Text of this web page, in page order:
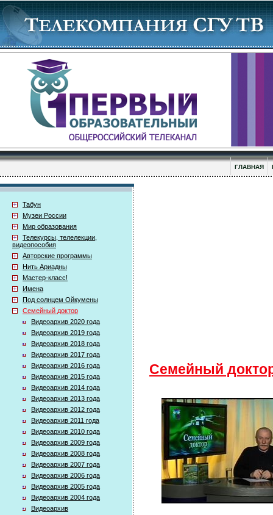
ГЛАВНАЯ
Табун
Музеи России
Мир образования
Телекурсы, телелекции,
видеопособия
Авторские программы
Нить Ариадны
Мастер-класс!
Имена
Под солнцем Ойкумены
Семейный доктор
Видеоархив 2020 года
Видеоархив 2019 года
Видеоархив 2018 года
Видеоархив 2017 года
Видеоархив 2016 года
Видеоархив 2015 года
Видеоархив 2014 года
Видеоархив 2013 года
Видеоархив 2012 года
Видеоархив 2011 года
Видеоархив 2010 года
Видеоархив 2009 года
Видеоархив 2008 года
Видеоархив 2007 года
Видеоархив 2006 года
Видеоархив 2005 года
Видеоархив 2004 года
Видеоархив
Семейный